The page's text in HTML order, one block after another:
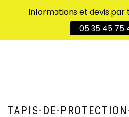
TAPIS-DE-
Informations et devis par
05 35 45 75